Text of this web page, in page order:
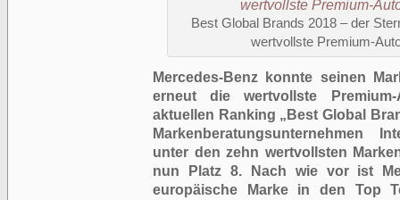
Best Global Brands 2018 – der
wertvollste Premium-
Mercedes-Benz konnte seinen
erneut die wertvollste
aktuellen Ranking „Best Global
Markenberatungsunternehmen
unter den zehn wertvollsten
nun Platz 8. Nach wie vor ist
europäische Marke in den Top